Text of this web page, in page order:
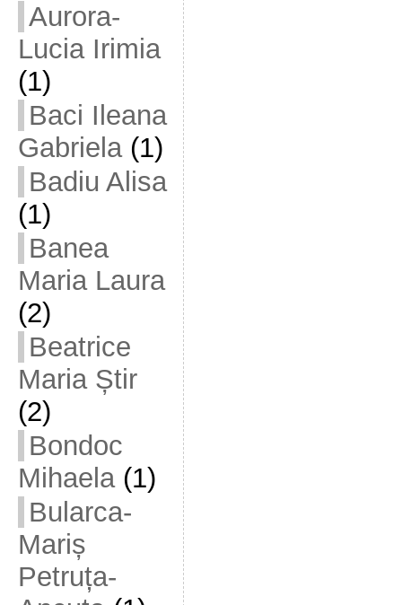
Aurora-
Lucia Irimia
(1)
Baci Ileana
Gabriela(1)
Badiu Alisa
(1)
Banea
Maria Laura
(2)
Beatrice
Maria Știr
(2)
Bondoc
Mihaela(1)
Bularca-
Mariș
Petruța-